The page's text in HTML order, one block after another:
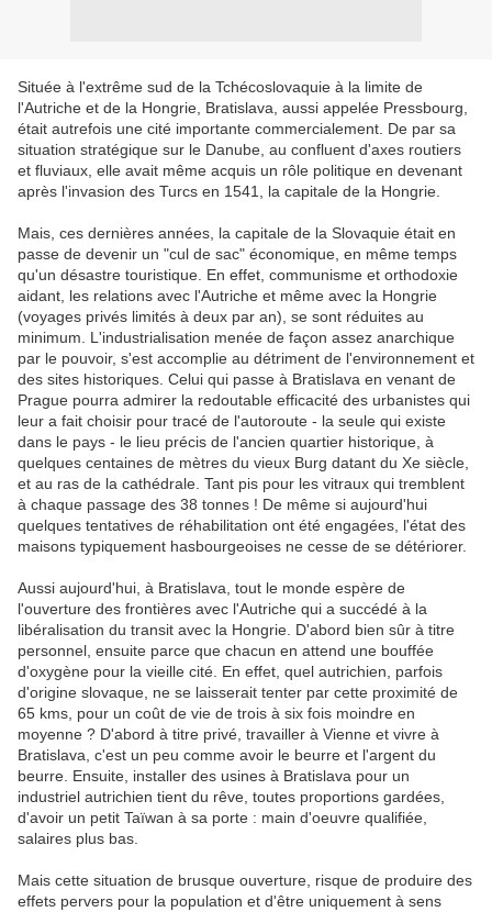
Située à l'extrême sud de la Tchécoslovaquie à la limite de
l'Autriche et de la Hongrie, Bratislava, aussi appelée Pressbourg,
était autrefois une cité importante commercialement. De par sa
situation stratégique sur le Danube, au confluent d'axes routiers
et fluviaux, elle avait même acquis un rôle politique en devenant
après l'invasion des Turcs en 1541, la capitale de la Hongrie.
Mais, ces dernières années, la capitale de la Slovaquie était en
passe de devenir un "cul de sac" économique, en même temps
qu'un désastre touristique. En effet, communisme et orthodoxie
aidant, les relations avec l'Autriche et même avec la Hongrie
(voyages privés limités à deux par an), se sont réduites au
minimum. L'industrialisation menée de façon assez anarchique
par le pouvoir, s'est accomplie au détriment de l'environnement et
des sites historiques. Celui qui passe à Bratislava en venant de
Prague pourra admirer la redoutable efficacité des urbanistes qui
leur a fait choisir pour tracé de l'autoroute - la seule qui existe
dans le pays - le lieu précis de l'ancien quartier historique, à
quelques centaines de mètres du vieux Burg datant du Xe siècle,
et au ras de la cathédrale. Tant pis pour les vitraux qui tremblent
à chaque passage des 38 tonnes ! De même si aujourd'hui
quelques tentatives de réhabilitation ont été engagées, l'état des
maisons typiquement hasbourgeoises ne cesse de se détériorer.
Aussi aujourd'hui, à Bratislava, tout le monde espère de
l'ouverture des frontières avec l'Autriche qui a succédé à la
libéralisation du transit avec la Hongrie. D'abord bien sûr à titre
personnel, ensuite parce que chacun en attend une bouffée
d'oxygène pour la vieille cité. En effet, quel autrichien, parfois
d'origine slovaque, ne se laisserait tenter par cette proximité de
65 kms, pour un coût de vie de trois à six fois moindre en
moyenne ? D'abord à titre privé, travailler à Vienne et vivre à
Bratislava, c'est un peu comme avoir le beurre et l'argent du
beurre. Ensuite, installer des usines à Bratislava pour un
industriel autrichien tient du rêve, toutes proportions gardées,
d'avoir un petit Taïwan à sa porte : main d'oeuvre qualifiée,
salaires plus bas.
Mais cette situation de brusque ouverture, risque de produire des
effets pervers pour la population et d'être uniquement à sens